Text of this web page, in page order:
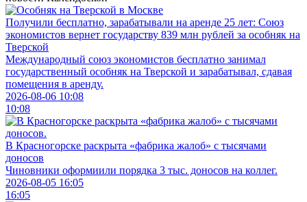
Получили бесплатно, зарабатывали на аренде 25 лет: Союз
экономистов вернет государству 839 млн рублей за особняк на
Тверской
Международный союз экономистов бесплатно занимал
государственный особняк на Тверской и зарабатывал, сдавая
помещения в аренду.
2026-08-06 10:08
10:08
В Красногорске раскрыта «фабрика жалоб» c тысячами
доносов
Чиновники оформиили порядка 3 тыс. доносов на коллег.
2026-08-05 16:05
16:05